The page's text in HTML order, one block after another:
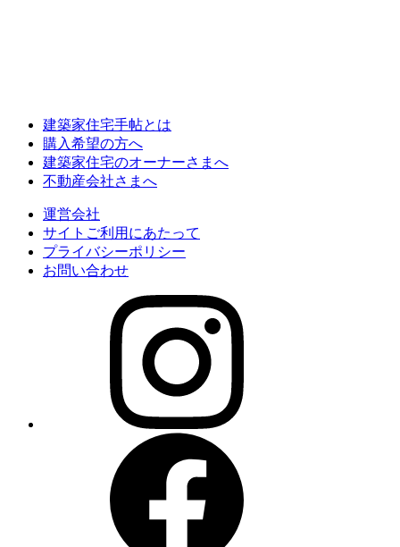
建築家住宅手帖とは
購入希望の方へ
建築家住宅のオーナーさまへ
不動産会社さまへ
運営会社
サイトご利用にあたって
プライバシーポリシー
お問い合わせ